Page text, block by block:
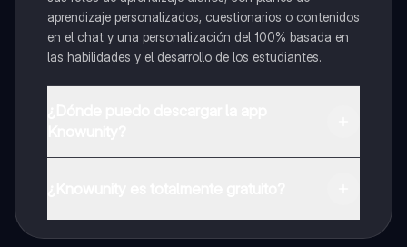
aprendizaje personalizados, cuestionarios o contenidos
en el chat y una personalización del 100% basada en
las habilidades y el desarrollo de los estudiantes.